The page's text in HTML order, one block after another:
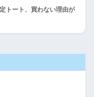
トート、買わない理由が